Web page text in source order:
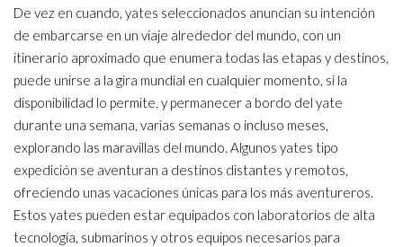
De vez en cuando, yates seleccionados anuncian su intención
de embarcarse en un viaje alrededor del mundo, con un
itinerario aproximado que enumera todas las etapas y destinos,
puede unirse a la gira mundial en cualquier momento, si la
disponibilidad lo permite, y permanecer a bordo del yate
durante una semana, varias semanas o incluso meses,
explorando las maravillas del mundo. Algunos yates tipo
expedición se aventuran a destinos distantes y remotos,
ofreciendo unas vacaciones únicas para los más aventureros.
Estos yates pueden estar equipados con laboratorios de alta
tecnología, submarinos y otros equipos necesarios para